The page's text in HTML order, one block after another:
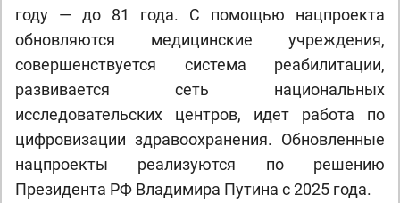
году — до 81 года. С помощью нацпроекта
обновляются медицинские учреждения,
совершенствуется система реабилитации,
развивается сеть национальных
исследовательских центров, идет работа по
цифровизации здравоохранения. Обновленные
нацпроекты реализуются по решению
Президента РФ Владимира Путина с 2025 года.